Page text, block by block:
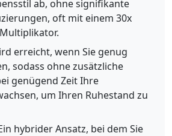
ab, ohne signifikante
oft mit einem 30x
erreicht, wenn Sie genug
sodass ohne zusätzliche
genügend Zeit Ihre
um Ihren Ruhestand zu
hybrider Ansatz, bei dem Sie